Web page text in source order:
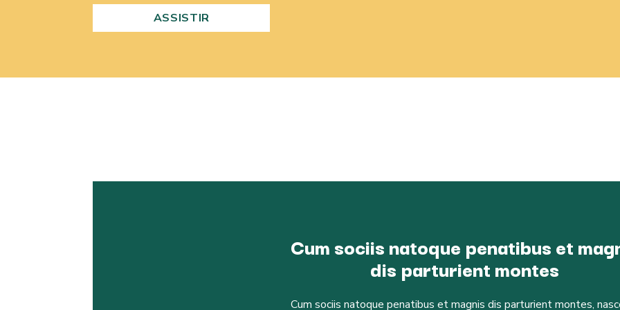
ASSISTIR
Cum sociis natoque penatibus et
dis parturient montes
Cum sociis natoque penatibus et magnis dis parturient montes,